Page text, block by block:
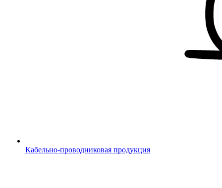
Кабельно-проводниковая продукция